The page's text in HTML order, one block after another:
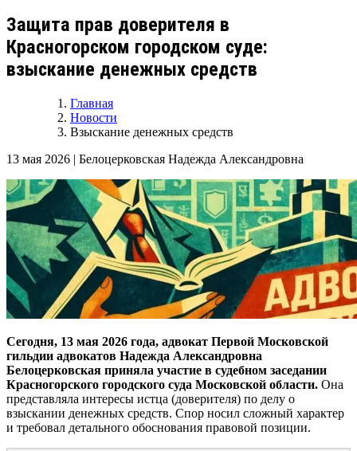
Защита прав доверителя в
Красногорском городском суде:
взыскание денежных средств
Главная
Новости
Взыскание денежных средств
13 мая 2026 | Белоцерковская Надежда Александровна
Сегодня, 13 мая 2026 года, адвокат Первой Московской
гильдии адвокатов Надежда Александровна
Белоцерковская приняла участие в судебном заседании
Красногорского городского суда Московской области. Она
представляла интересы истца (доверителя) по делу о
взыскании денежных средств. Спор носил сложный характер
и требовал детального обоснования правовой позиции.